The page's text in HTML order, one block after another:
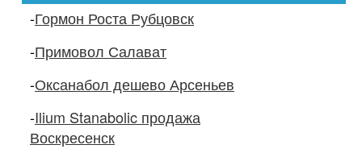
-Гормон Роста Рубцовск
-Примовол Салават
-Оксанабол дешево Арсеньев
-Ilium Stanabolic продажа
Воскресенск